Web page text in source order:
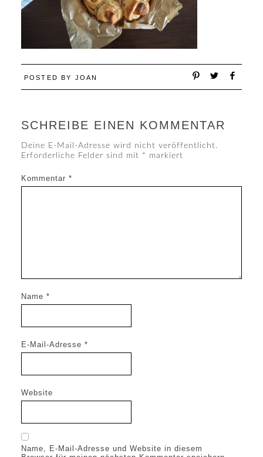
POSTED BY JOAN
SCHREIBE EINEN KOMMENTAR
Deine E-Mail-Adresse wird nicht veröffentlicht.
Erforderliche Felder sind mit * markiert
Kommentar *
Name *
E-Mail-Adresse *
Website
Name, E-Mail-Adresse und Website in diesem